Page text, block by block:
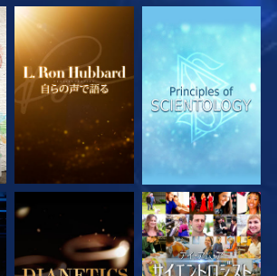
シリーズを探求 シリーズを探求
シリーズを探求 観る